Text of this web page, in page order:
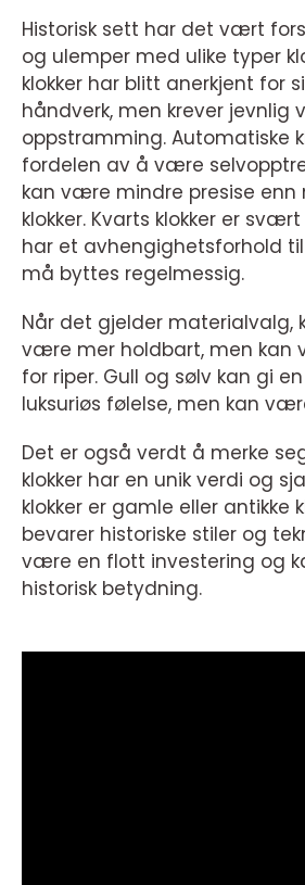
Historisk sett har det vært
og ulemper med ulike typer
klokker har blitt anerkjent for
håndverk, men krever jevnlig
oppstramming. Automatiske
fordelen av å være
kan være mindre presise enn
klokker. Kvarts klokker er
har et avhengighetsforhold
må byttes regelmessig.
Når det gjelder materialvalg,
være mer holdbart, men kan
for riper. Gull og sølv kan gi
luksuriøs følelse, men kan
Det er også verdt å merke
klokker har en unik verdi og
klokker er gamle eller antikke
bevarer historiske stiler og
være en flott investering og
historisk betydning.